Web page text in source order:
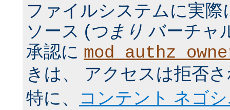
ファイルシステムに実
ソース (つまり バーチャ
承認に
きは、 アクセスは拒否
特に、
コンテント ネゴ